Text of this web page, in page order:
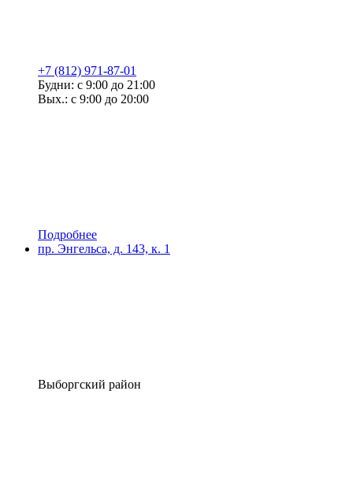
+7 (812) 971-87-01
Будни: с 9:00 до 21:00
Вых.: с 9:00 до 20:00
Подробнее
пр. Энгельса, д. 143, к. 1
Выборгский район